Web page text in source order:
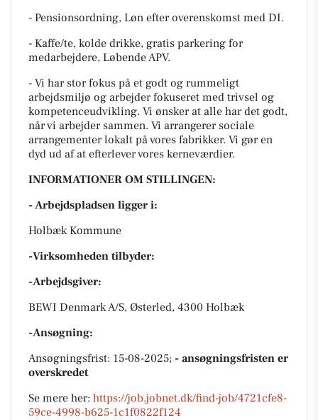
- Pensionsordning, Løn efter overenskomst med DI.
- Kaffe/te, kolde drikke, gratis parkering for
medarbejdere, Løbende APV.
- Vi har stor fokus på et godt og rummeligt
arbejdsmiljø og arbejder fokuseret med trivsel og
kompetenceudvikling. Vi ønsker at alle har det godt,
når vi arbejder sammen. Vi arrangerer sociale
arrangementer lokalt på vores fabrikker. Vi gør en
dyd ud af at efterlever vores kerneværdier.
INFORMATIONER OM STILLINGEN:
- Arbejdspladsen ligger i:
Holbæk Kommune
-Virksomheden tilbyder:
-Arbejdsgiver:
BEWI Denmark A/S, Østerled, 4300 Holbæk
-Ansøgning:
Ansøgningsfrist: 15-08-2025; - ansøgningsfristen er
overskredet
Se mere her: https://job.jobnet.dk/find-job/4721cfe8-
59ce-4998-b625-1c1f0822f124